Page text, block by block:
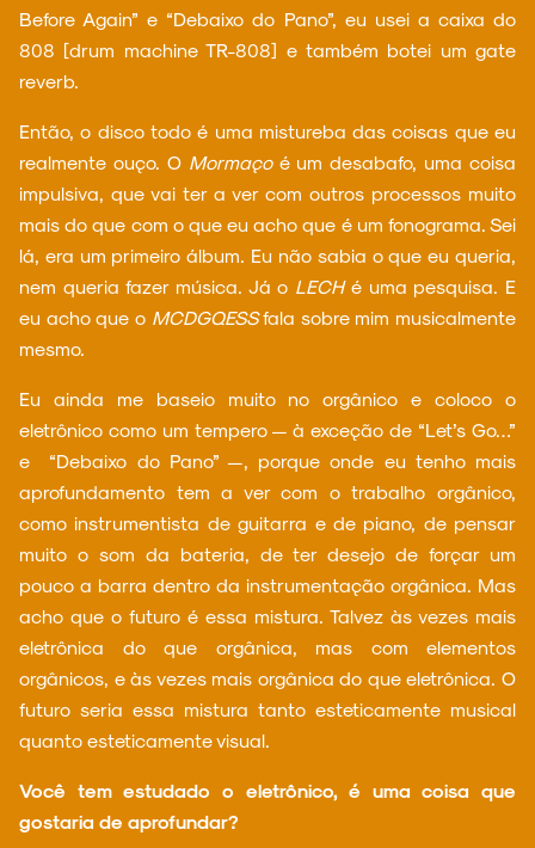
Before Again” e “Debaixo do Pano”, eu usei a caixa do
808 [drum machine TR-808] e também botei um gate
reverb.
Então, o disco todo é uma mistureba das coisas que eu
realmente ouço. O Mormaçoé um desabafo, uma coisa
impulsiva, que vai ter a ver com outros processos muito
mais do que com o que eu acho que é um fonograma. Sei
lá, era um primeiro álbum. Eu não sabia o que eu queria,
nem queria fazer música. Já o LECHé uma pesquisa. E
eu acho que o MCDGQESSfala sobre mim musicalmente
mesmo.
Eu ainda me baseio muito no orgânico e coloco o
eletrônico como um tempero — à exceção de “Let’s Go…”
e “Debaixo do Pano” —, porque onde eu tenho mais
aprofundamento tem a ver com o trabalho orgânico,
como instrumentista de guitarra e de piano, de pensar
muito o som da bateria, de ter desejo de forçar um
pouco a barra dentro da instrumentação orgânica. Mas
acho que o futuro é essa mistura. Talvez às vezes mais
eletrônica do que orgânica, mas com elementos
orgânicos, e às vezes mais orgânica do que eletrônica. O
futuro seria essa mistura tanto esteticamente musical
quanto esteticamente visual.
Você tem estudado o eletrônico, é uma coisa que
gostaria de aprofundar?